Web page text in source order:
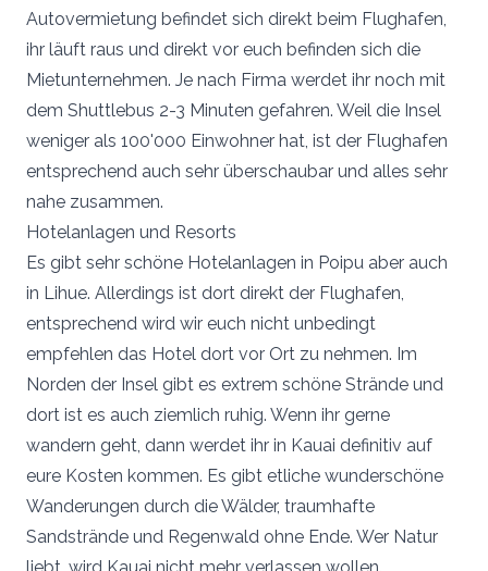
Autovermietung befindet sich direkt beim Flughafen,
ihr läuft raus und direkt vor euch befinden sich die
Mietunternehmen. Je nach Firma werdet ihr noch mit
dem Shuttlebus 2-3 Minuten gefahren. Weil die Insel
weniger als 100'000 Einwohner hat, ist der Flughafen
entsprechend auch sehr überschaubar und alles sehr
nahe zusammen.
Hotelanlagen und Resorts
Es gibt sehr schöne Hotelanlagen in Poipu aber auch
in Lihue. Allerdings ist dort direkt der Flughafen,
entsprechend wird wir euch nicht unbedingt
empfehlen das Hotel dort vor Ort zu nehmen. Im
Norden der Insel gibt es extrem schöne Strände und
dort ist es auch ziemlich ruhig. Wenn ihr gerne
wandern geht, dann werdet ihr in Kauai definitiv auf
eure Kosten kommen. Es gibt etliche wunderschöne
Wanderungen durch die Wälder, traumhafte
Sandstrände und Regenwald ohne Ende. Wer Natur